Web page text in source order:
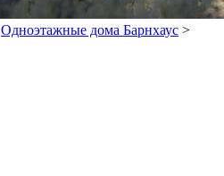
Одноэтажные дома Барнхаус >